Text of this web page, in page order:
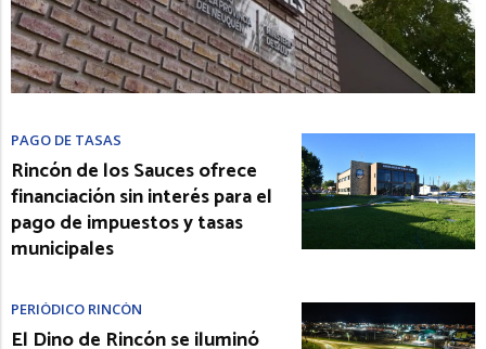
PAGO DE TASAS
Rincón de los Sauces ofrece
financiación sin interés para el
pago de impuestos y tasas
municipales
PERIÓDICO RINCÓN
El Dino de Rincón se iluminó